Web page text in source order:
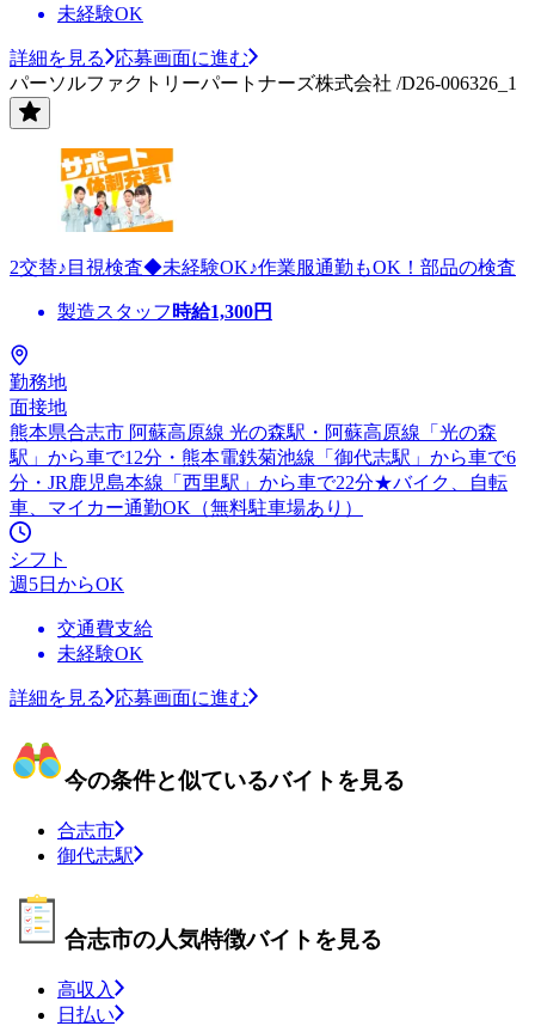
未経験OK
詳細を見る
応募画面に進む
パーソルファクトリーパートナーズ株式会社 /D26-006326_1
2交替♪目視検査◆未経験OK♪作業服通勤もOK！部品の検査
製造スタッフ 時給1,300円
勤務地
面接地
熊本県合志市 阿蘇高原線 光の森駅・阿蘇高原線「光の森
駅」から車で12分・熊本電鉄菊池線「御代志駅」から車で6
分・JR鹿児島本線「西里駅」から車で22分★バイク、自転
車、マイカー通勤OK（無料駐車場あり）
シフト
週5日からOK
交通費支給
未経験OK
詳細を見る 応募画面に進む
今の条件と似ているバイトを見る
合志市
御代志駅
合志市の人気特徴バイトを見る
高収入
日払い